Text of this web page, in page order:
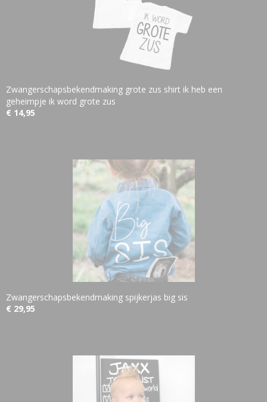
Zwangerschapsbekendmaking grote zus shirt ik heb een
geheimpje ik word grote zus
€ 14,95
Zwangerschapsbekendmaking spijkerjas big sis
€ 29,95